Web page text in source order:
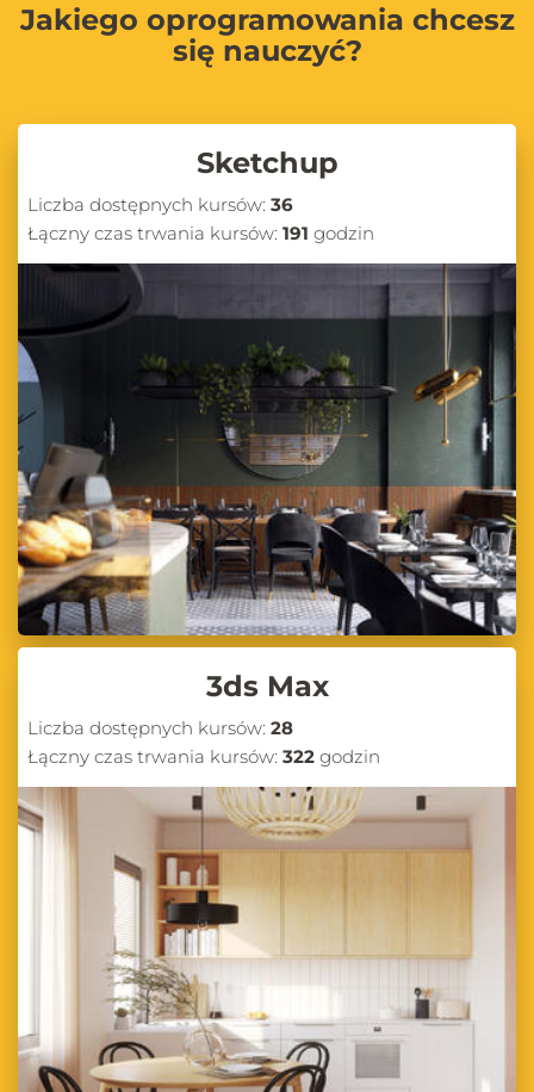
Jakiego oprogramowania chcesz
się nauczyć?
Sketchup
Liczba dostępnych kursów: 36
Łączny czas trwania kursów: 191 godzin
3ds Max
Liczba dostępnych kursów: 28
Łączny czas trwania kursów: 322 godzin